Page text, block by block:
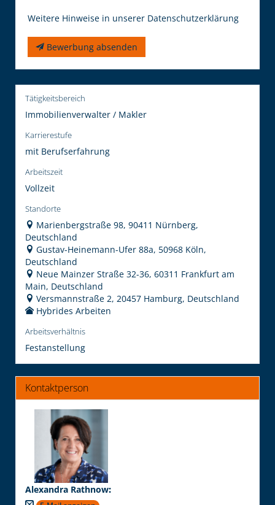
Weitere Hinweise in unserer Datenschutzerklärung
Bewerbung absenden
Tätigkeitsbereich
Immobilienverwalter / Makler
Karrierestufe
mit Berufserfahrung
Arbeitszeit
Vollzeit
Standorte
Marienbergstraße 98, 90411 Nürnberg,
Deutschland
Gustav-Heinemann-Ufer 88a, 50968 Köln,
Deutschland
Neue Mainzer Straße 32-36, 60311 Frankfurt am
Main, Deutschland
Versmannstraße 2, 20457 Hamburg, Deutschland
Hybrides Arbeiten
Arbeitsverhältnis
Festanstellung
Kontaktperson
Alexandra Rathnow: